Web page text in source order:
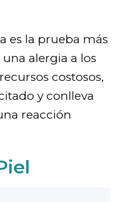
es la prueba más
alergia a los
costosos,
y conlleva
reacción